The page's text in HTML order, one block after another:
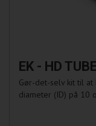
EK - HD
Gør-det-selv kit til
diameter (ID) på 10